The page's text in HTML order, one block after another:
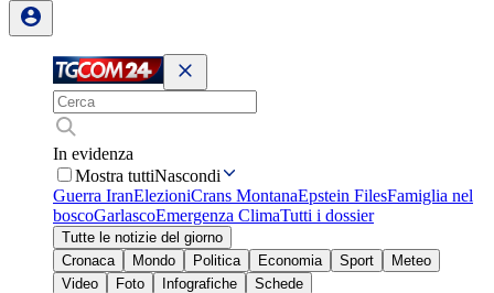
In evidenza
Mostra tuttiNascondi
Guerra IranElezioniCrans MontanaEpstein FilesFamiglia nel
boscoGarlascoEmergenza ClimaTutti i dossier
Tutte le notizie del giorno
Cronaca
Mondo Politica Economia Sport
Meteo
Video
Foto Infografiche
Schede